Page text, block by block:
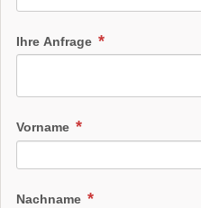
Ihre Anfrage
Vorname
Nachname